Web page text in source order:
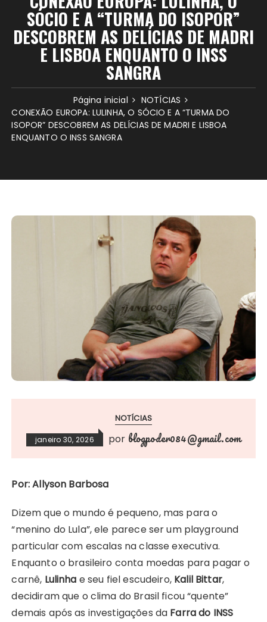
SÓCIO E A “TURMA DO ISOPOR”
DESCOBREM AS DELÍCIAS DE MADRI
E LISBOA ENQUANTO O INSS
SANGRA
Página inicial
NOTÍCIAS
CONEXÃO EUROPA: LULINHA, O SÓCIO E A “TURMA DO
ISOPOR” DESCOBREM AS DELÍCIAS DE MADRI E LISBOA
ENQUANTO O INSS SANGRA
NOTÍCIAS
janeiro 30, 2026 por blogpoder084@gmail.com
Por: Allyson Barbosa
Dizem que o mundo é pequeno, mas para o
“menino do Lula”, ele parece ser um playground
particular com escalas na classe executiva.
Enquanto o brasileiro conta moedas para pagar o
carnê, Lulinha e seu fiel escudeiro, Kalil Bittar,
decidiram que o clima do Brasil ficou “quente”
demais após as investigações da Farra do INSS